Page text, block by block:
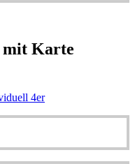
mit Karte
4er